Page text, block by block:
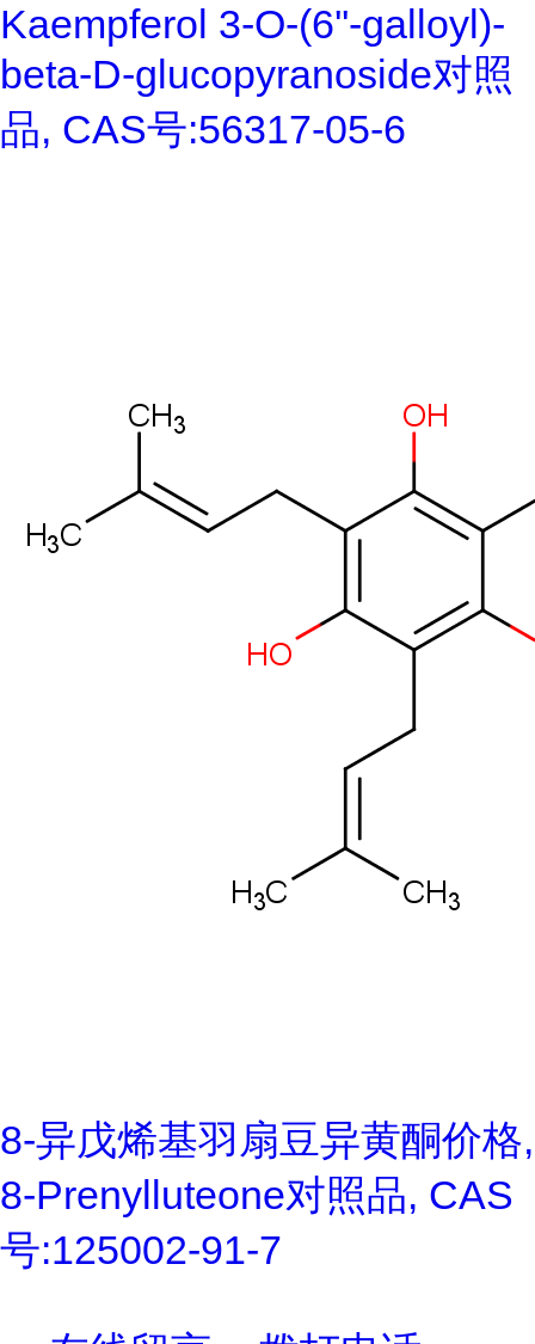
Kaempferol 3-O-(6''-galloyl)-
beta-D-glucopyranoside对照
品, CAS号:56317-05-6
8-异戊烯基羽扇豆异黄酮价格,
8-Prenylluteone对照品, CAS
号:125002-91-7